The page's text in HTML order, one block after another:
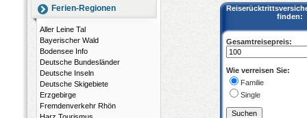
Ferien-Regionen
Aller Leine Tal
Bayerischer Wald
Bodensee Info
Deutsche Bundesländer
Deutsche Inseln
Deutsche Skigebiete
Erzgebirge
Fremdenverkehr Rhön
finden:
Gesamtreisepreis:
Wie verreisen Sie:
Familie
Single